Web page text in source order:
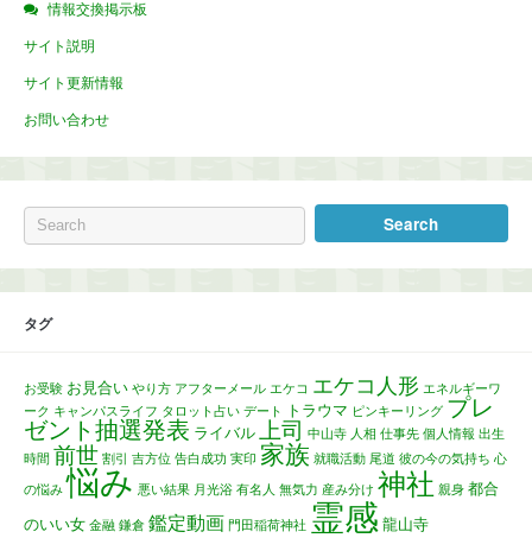
情報交換掲示板
サイト説明
サイト更新情報
お問い合わせ
タグ
お受験 お見合い やり方 アフターメール エケコ エケコ人形 エネルギーワ
ーク キャンパスライフ タロット占い デート トラウマ ピンキーリング プレ
ゼント抽選発表 ライバル 上司 中山寺 人相 仕事先 個人情報 出生
時間 前世 割引 吉方位 告白成功 実印 家族 就職活動 尾道 彼の今の気持ち 心
の悩み 悩み 悪い結果 月光浴 有名人 無気力 産み分け 神社 親身 都合
のいい女 金融 鎌倉 鑑定動画 門田稲荷神社 霊感 龍山寺